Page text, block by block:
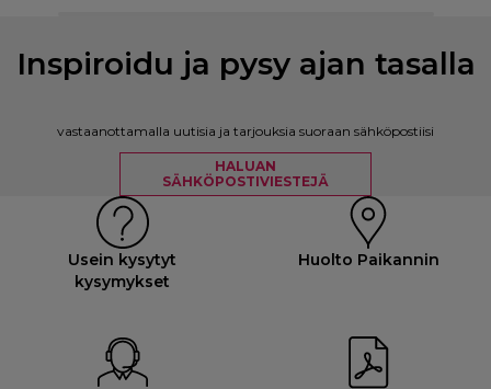
Inspiroidu ja pysy ajan tasalla
vastaanottamalla uutisia ja tarjouksia suoraan sähköpostiisi
HALUAN
SÄHKÖPOSTIVIESTEJÄ
Usein kysytyt
kysymykset
Huolto Paikannin